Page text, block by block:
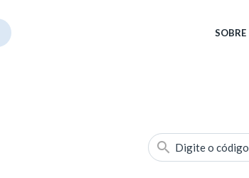
SOBRE
Digite o